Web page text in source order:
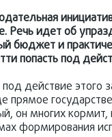
идет об
бюджет и
попасть под
действие этого
прямое
он многих
формирования